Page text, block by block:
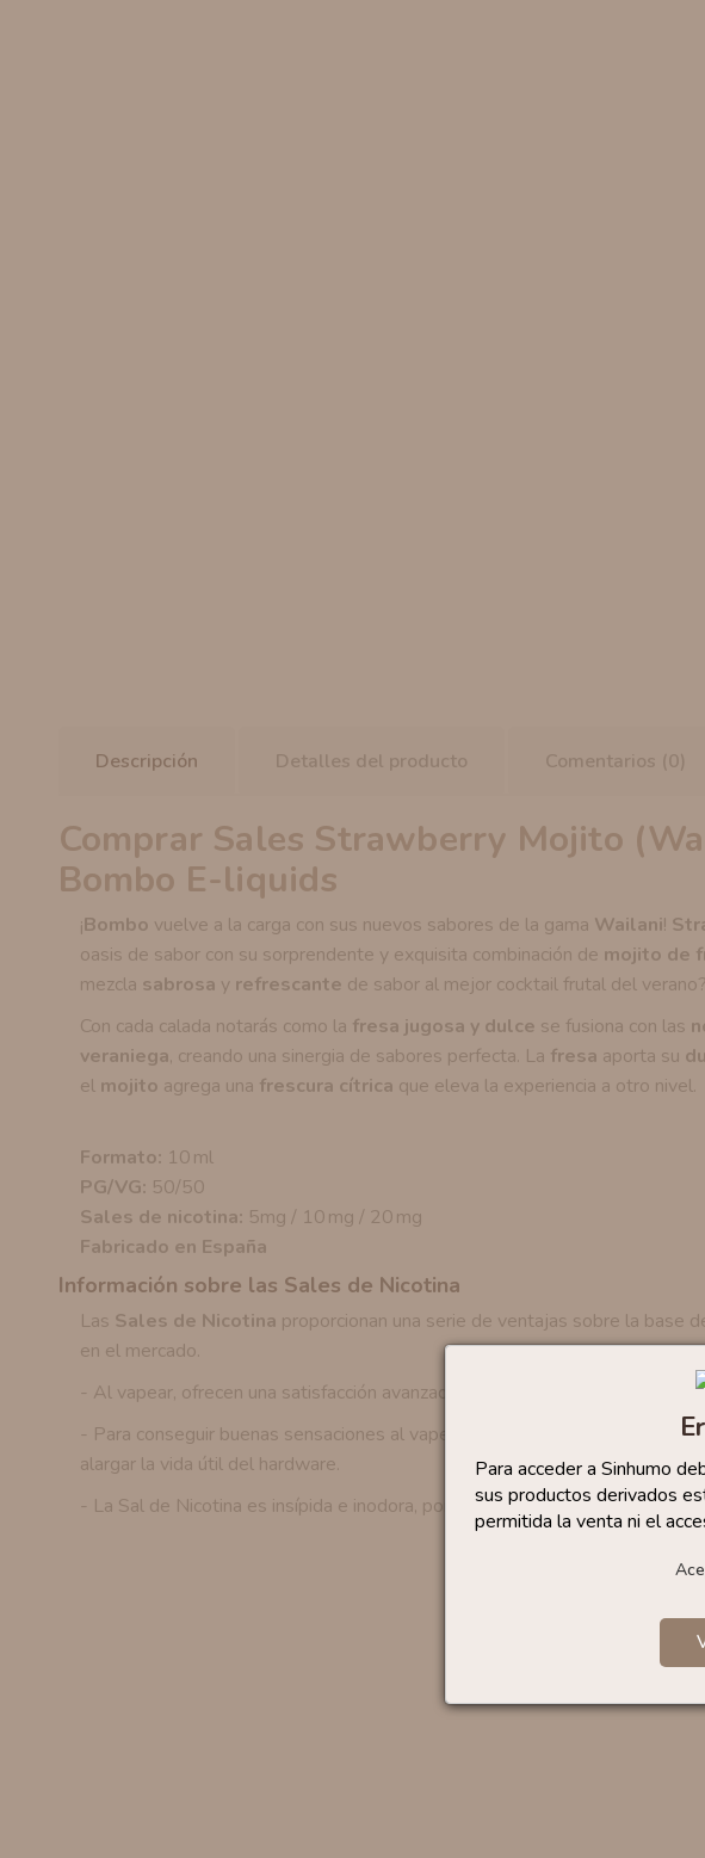
Para acceder a Sinhumo
sus productos derivados
permitida la venta ni el
Descripción Detalles del producto Comentarios (0)
Comprar Sales Strawberry Mojito
Bombo E-liquids
¡Bombo vuelve a la carga con sus nuevos sabores de la gama Wailani!
oasis de sabor con su sorprendente y exquisita combinación de mojito de
mezcla sabrosa y refrescante de sabor al mejor cocktail frutal del verano?
Con cada calada notarás como la fresa jugosa y dulce se fusiona con las
veraniega, creando una sinergia de sabores perfecta. La fresa aporta su
el mojito agrega una frescura cítrica que eleva la experiencia a otro nivel.
Formato: 10 ml
PG/VG: 50/50
Sales de nicotina: 5mg / 10 mg / 20 mg
Fabricado en España
Información sobre las Sales de Nicotina
Las Sales de Nicotina proporcionan una serie de ventajas sobre la base
en el mercado.
- Al vapear, ofrecen una satisfacción avanzada y mejorada.
- Para conseguir buenas sensaciones al vapear, no es necesario aumentar
alargar la vida útil del hardware.
- La Sal de Nicotina es insípida e inodora, por lo que no afecta al sabor del